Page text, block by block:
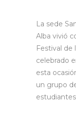
La sede
Alba vivió
Festival de
celebrado
esta
un grupo